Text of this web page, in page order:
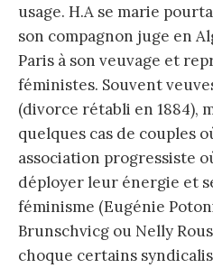
usage. H.A se marie
son compagnon juge en
Paris à son veuvage et
féministes. Souvent
(divorce rétabli en 1884),
quelques cas de couples
association progressiste
déployer leur énergie et
féminisme (Eugénie
Brunschvicg ou Nelly
choque certains